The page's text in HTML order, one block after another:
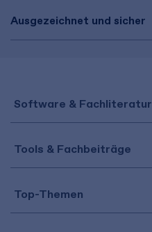
Ausgezeichnet und sicher
Software & Fachliteratur
Tools & Fachbeiträge
Top-Themen